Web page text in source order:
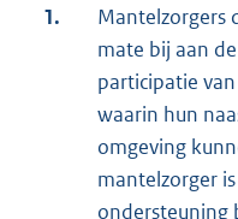
1.
Mantelzorgers
mate bij aan
participatie
waarin hun
omgeving
mantelzorger
ondersteuning